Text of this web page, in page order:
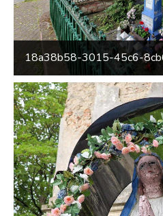
18a38b58-3015-45c6-